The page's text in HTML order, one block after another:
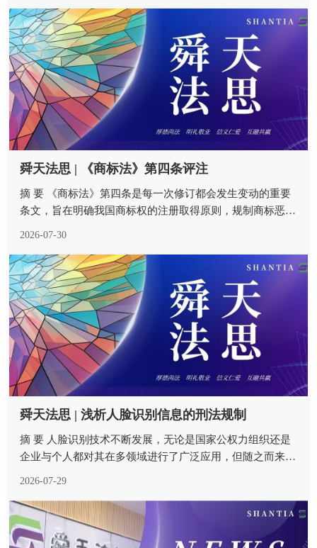
正，提升司法公信，根据...
舜天法思 | 《商标法》第四条评注
摘 要 《商标法》第四条是每一次修订都会发生变动的重要
条文，旨在明确我国商标权的注册取得原则，规制商标恶意
册，方能原始取得。“不以使...
2026-07-30
舜天法思 | 浅析人脸识别信息的刑法规制
摘 要 人脸识别技术不断发展，无论是国家公权力组织还是
企业与个人都对其在多领域进行了广泛应用，但随之而来的
设置刑事责任底线。人脸识...
2026-07-29